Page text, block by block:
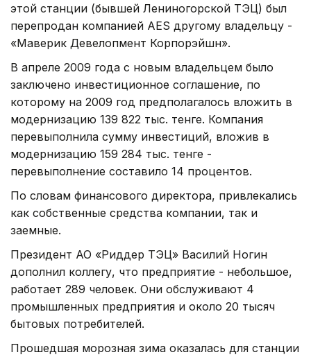
этой станции (бывшей Лениногорской ТЭЦ) был
перепродан компанией АЕS другому владельцу -
«Маверик Девелопмент Корпорэйшн».
В апреле 2009 года с новым владельцем было
заключено инвестиционное соглашение, по
которому на 2009 год предполагалось вложить в
модернизацию 139 822 тыс. тенге. Компания
перевыполнила сумму инвестиций, вложив в
модернизацию 159 284 тыс. тенге -
перевыполнение составило 14 процентов.
По словам финансового директора, привлекались
как собственные средства компании, так и
заемные.
Президент АО «Риддер ТЭЦ» Василий Ногин
дополнил коллегу, что предприятие - небольшое,
работает 289 человек. Они обслуживают 4
промышленных предприятия и около 20 тысяч
бытовых потребителей.
Прошедшая морозная зима оказалась для станции